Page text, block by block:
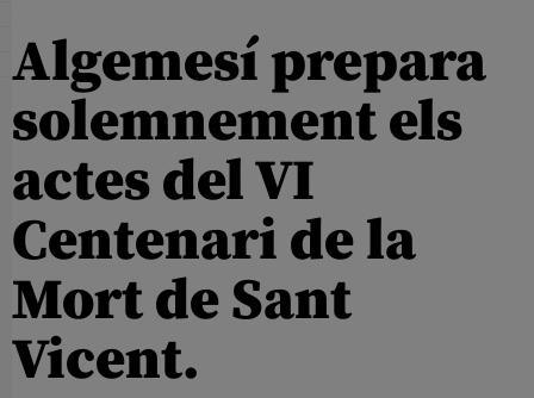
Algemesí prepara
solemnement els
actes del VI
Centenari de la
Mort de Sant
Vicent.